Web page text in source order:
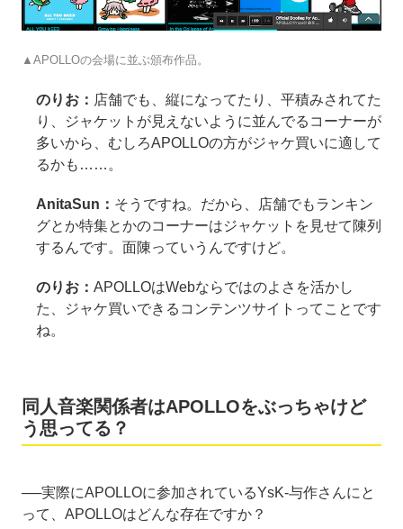
▲APOLLOの会場に並ぶ頒布作品。
のりお： 店舗でも、縦になってたり、平積みされてた
り、ジャケットが見えないように並んでるコーナーが
多いから、むしろAPOLLOの方がジャケ買いに適して
るかも……。
AnitaSun： そうですね。だから、店舗でもランキン
グとか特集とかのコーナーはジャケットを見せて陳列
するんです。面陳っていうんですけど。
のりお： APOLLOはWebならではのよさを活かし
た、ジャケ買いできるコンテンツサイトってことです
ね。
同人音楽関係者はAPOLLOをぶっちゃけど
う思ってる？
──実際にAPOLLOに参加されているYsK-与作さんにと
って、APOLLOはどんな存在ですか？